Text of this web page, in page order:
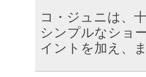
コ・ジュニは、
シンプルなショ
イントを加え、ま